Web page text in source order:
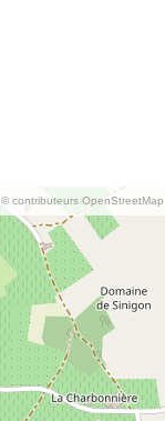
© contributeurs OpenStreetMap